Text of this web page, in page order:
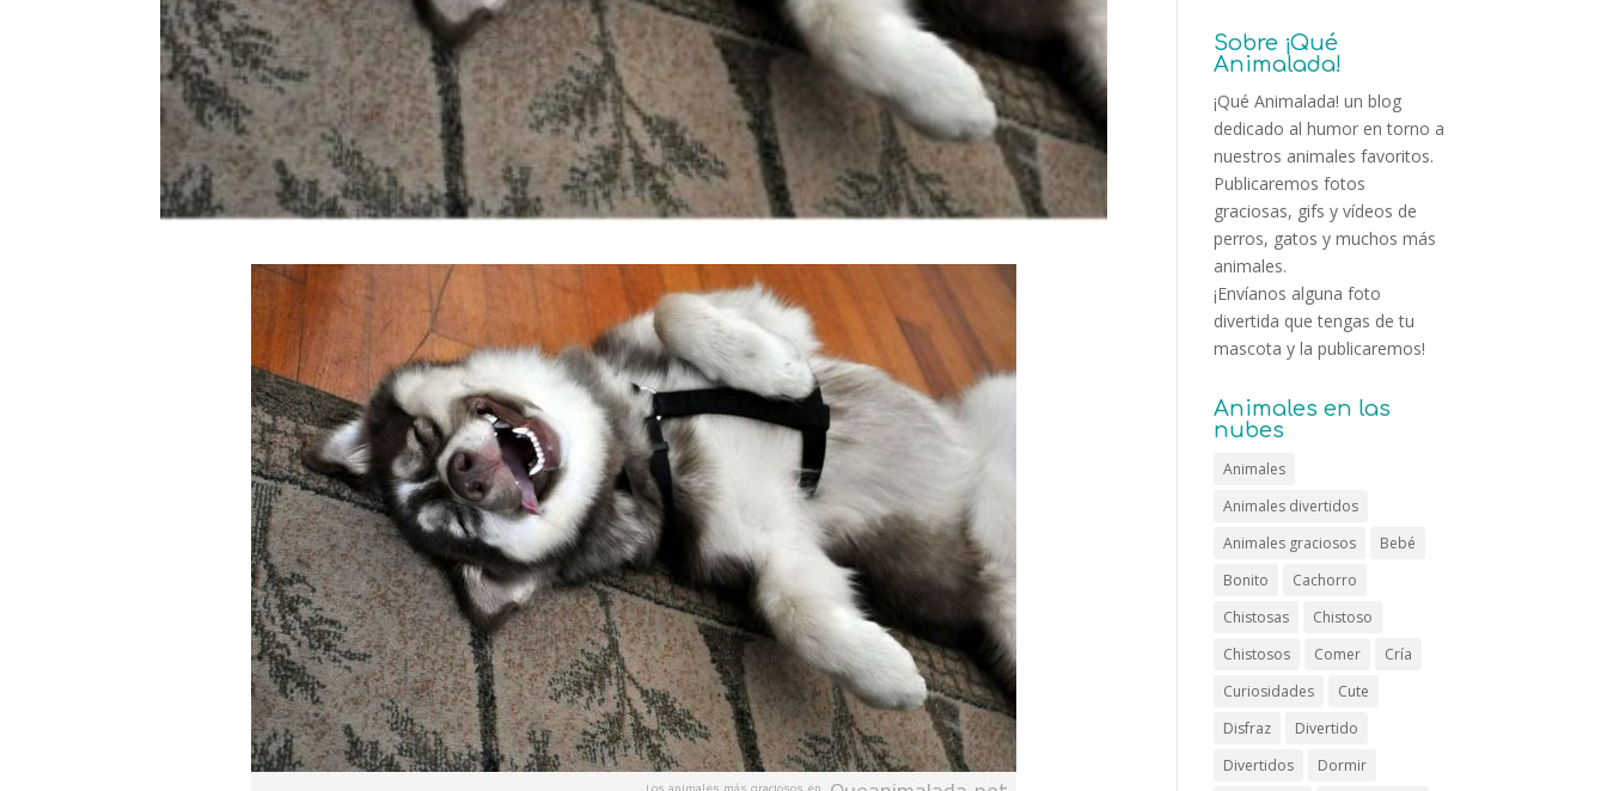
Sobre ¡Qué
Animalada!
¡Qué Animalada! un blog
dedicado al humor en torno a
nuestros animales favoritos.
Publicaremos fotos
graciosas, gifs y vídeos de
perros, gatos y muchos más
animales.
¡Envíanos alguna foto
divertida que tengas de tu
mascota y la publicaremos!
Animales en las
nubes
Animales
Animales divertidos
Animales graciosos
Bebé
Bonito
Cachorro
Chistosas
Chistoso
Chistosos
Comer
Cría
Curiosidades
Cute
Disfraz
Divertido
Divertidos
Dormir